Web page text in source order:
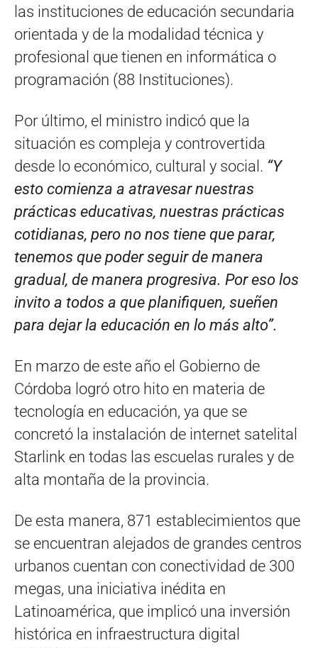
las instituciones de educación secundaria
orientada y de la modalidad técnica y
profesional que tienen en informática o
programación (88 Instituciones).
Por último, el ministro indicó que la
situación es compleja y controvertida
desde lo económico, cultural y social. “Y
esto comienza a atravesar nuestras
prácticas educativas, nuestras prácticas
cotidianas, pero no nos tiene que parar,
tenemos que poder seguir de manera
gradual, de manera progresiva. Por eso los
invito a todos a que planifiquen, sueñen
para dejar la educación en lo más alto”.
En marzo de este año el Gobierno de
Córdoba logró otro hito en materia de
tecnología en educación, ya que se
concretó la instalación de internet satelital
Starlink en todas las escuelas rurales y de
alta montaña de la provincia.
De esta manera, 871 establecimientos que
se encuentran alejados de grandes centros
urbanos cuentan con conectividad de 300
megas, una iniciativa inédita en
Latinoamérica, que implicó una inversión
histórica en infraestructura digital